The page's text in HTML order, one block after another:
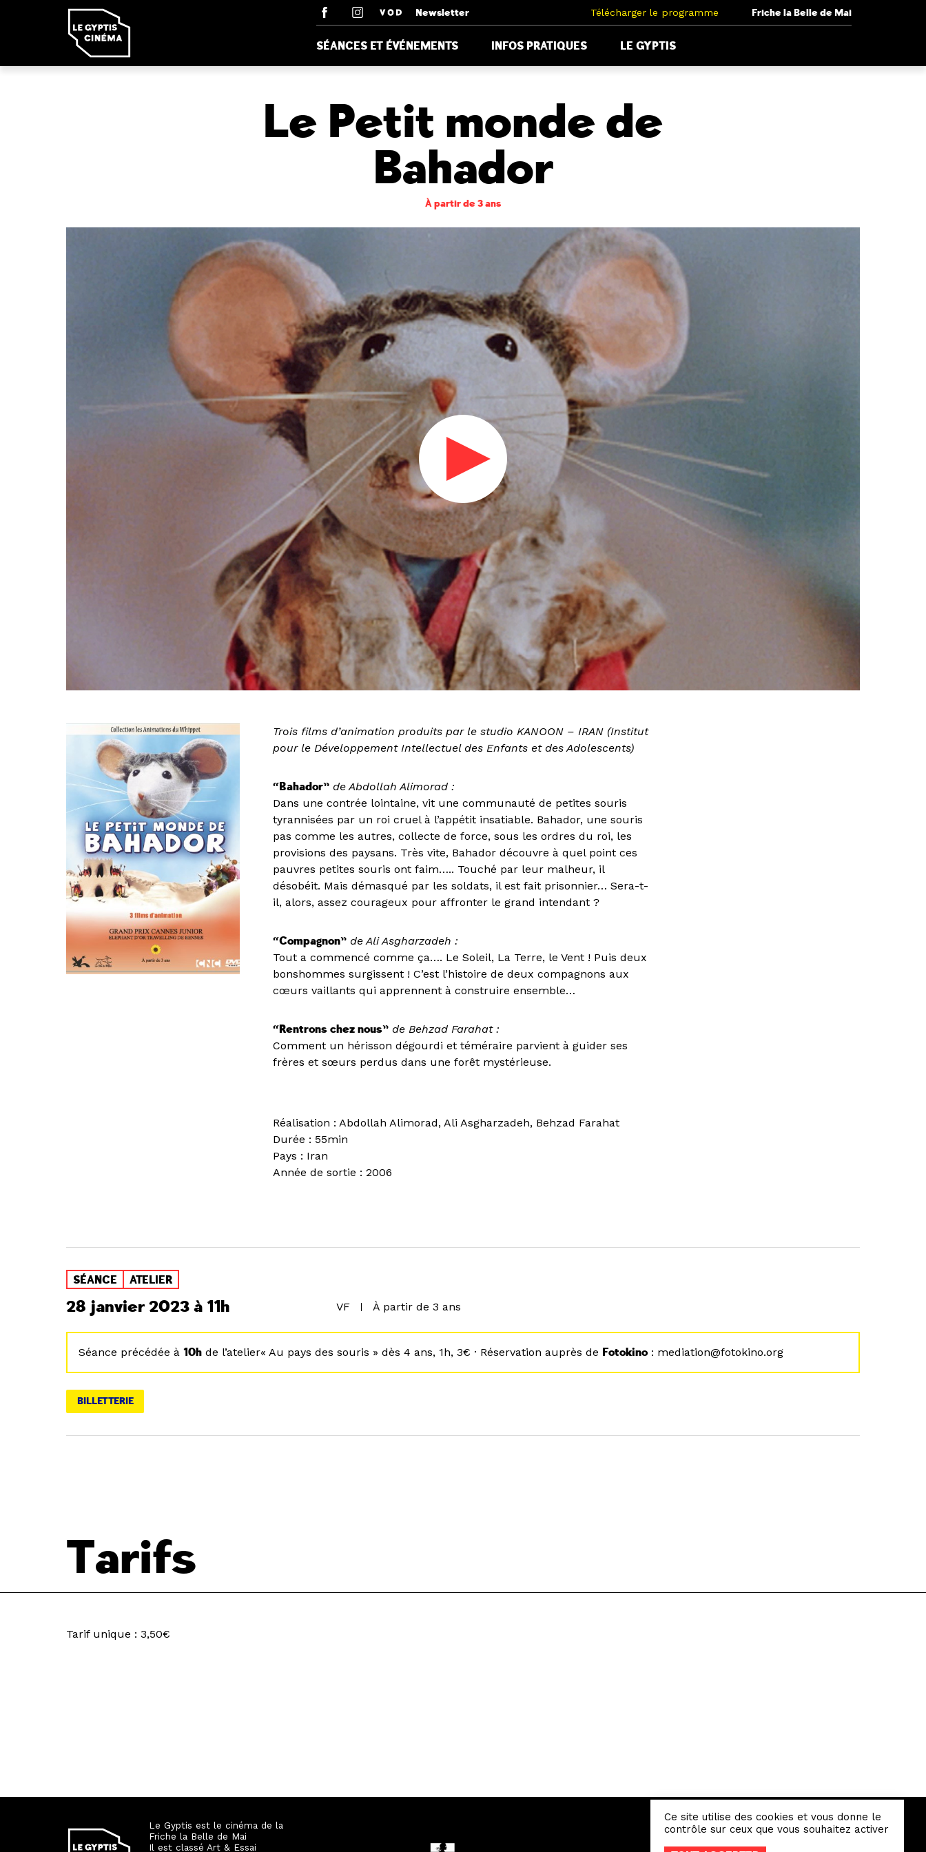
Newsletter Télécharger le programme Friche la Belle de Mai
SÉANCES ET ÉVÉNEMENTS INFOS PRATIQUES LE GYPTIS
Le Petit monde de
Bahador
À partir de 3 ans
Trois films d’animation produits par le studio KANOON – IRAN (Institut
pour le Développement Intellectuel des Enfants et des Adolescents)
“Bahador” de Abdollah Alimorad :
Dans une contrée lointaine, vit une communauté de petites souris
tyrannisées par un roi cruel à l’appétit insatiable. Bahador, une souris
pas comme les autres, collecte de force, sous les ordres du roi, les
provisions des paysans. Très vite, Bahador découvre à quel point ces
pauvres petites souris ont faim….. Touché par leur malheur, il
désobéit. Mais démasqué par les soldats, il est fait prisonnier… Sera-t-
il, alors, assez courageux pour affronter le grand intendant ?
“Compagnon” de Ali Asgharzadeh :
Tout a commencé comme ça…. Le Soleil, La Terre, le Vent ! Puis deux
bonshommes surgissent ! C’est l’histoire de deux compagnons aux
cœurs vaillants qui apprennent à construire ensemble…
“Rentrons chez nous” de Behzad Farahat :
Comment un hérisson dégourdi et téméraire parvient à guider ses
frères et sœurs perdus dans une forêt mystérieuse.
Réalisation : Abdollah Alimorad, Ali Asgharzadeh, Behzad Farahat
Durée : 55min
Pays : Iran
Année de sortie : 2006
SÉANCE ATELIER
28 janvier 2023 à 11h VF À partir de 3 ans
Séance précédée à 10h de l’atelier« Au pays des souris » dès 4 ans, 1h, 3€ · Réservation auprès de Fotokino: mediation@fotokino.org
BILLETTERIE
Tarifs
Tarif unique : 3,50€
Le Gyptis est le cinéma de la
Friche la Belle de Mai
Il est classé Art & Essai
Panneau de gestion des cookies
Ce site utilise des cookies et vous donne le
contrôle sur ceux que vous souhaitez activer